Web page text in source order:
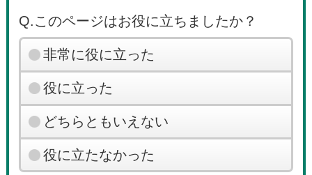
Q.このページはお役に立ちましたか？
非常に役に立った
役に立った
どちらともいえない
役に立たなかった